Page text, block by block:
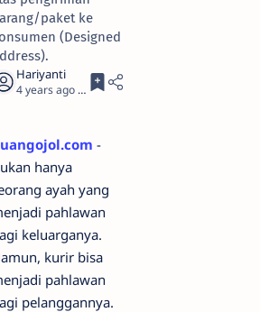
paket ke
(Designed
4 years ago 3
-
hanya
ayah yang
pahlawan
keluarganya.
kurir bisa
pahlawan
pelanggannya.